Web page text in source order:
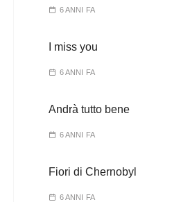
6 ANNI FA
I miss you
6 ANNI FA
Andrà tutto bene
6 ANNI FA
Fiori di Chernobyl
6 ANNI FA